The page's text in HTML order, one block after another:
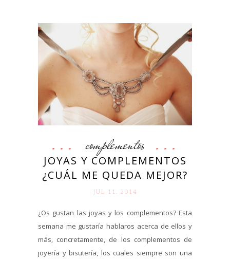
complementos
JOYAS Y COMPLEMENTOS
¿CUÁL ME QUEDA MEJOR?
JUL 11. 2014
¿Os gustan las joyas y los complementos? Esta
semana me gustaría hablaros acerca de ellos y
más, concretamente, de los complementos de
joyería y bisutería, los cuales siempre son una